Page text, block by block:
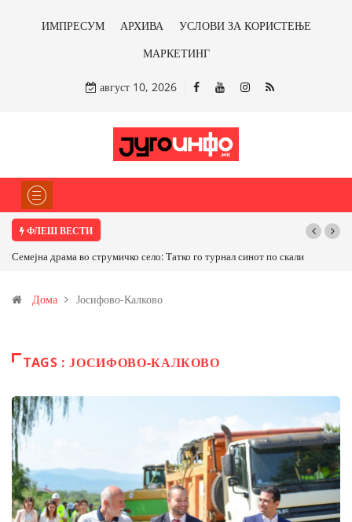
ИМПРЕСУМ АРХИВА
УСЛОВИ ЗА КОРИСТЕЊЕ
МАРКЕТИНГ
август 10, 2026
ФЛЕШ ВЕСТИ
Семејна драма во струмичко село: Татко го турнал синот по скали
Дома Јосифово-Калково
TAGS : ЈОСИФОВО-КАЛКОВО